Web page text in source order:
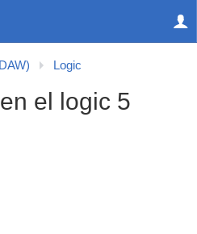
Logic
el logic 5